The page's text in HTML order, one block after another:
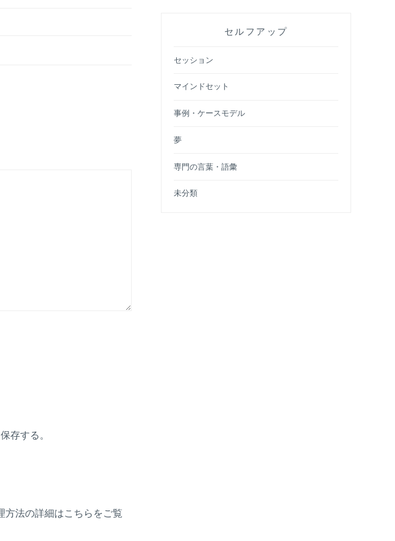
存する。
方法の詳細はこちらをご覧
セルフアップ
セッション
マインドセット
事例・ケースモデル
夢
専門の言葉・語彙
未分類